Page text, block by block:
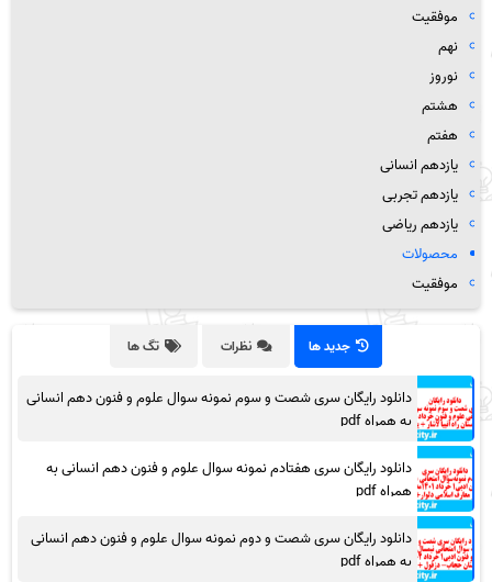
موفقیت
نهم
نوروز
هشتم
هفتم
یازدهم انسانی
یازدهم تجربی
یازدهم ریاضی
محصولات
موفقیت
جدید ها نظرات تگ ها
دانلود رایگان سری شصت و سوم نمونه سوال علوم و فنون دهم انسانی
به همراه pdf
دانلود رایگان سری هفتادم نمونه سوال علوم و فنون دهم انسانی به
همراه pdf
دانلود رایگان سری شصت و دوم نمونه سوال علوم و فنون دهم انسانی
به همراه pdf